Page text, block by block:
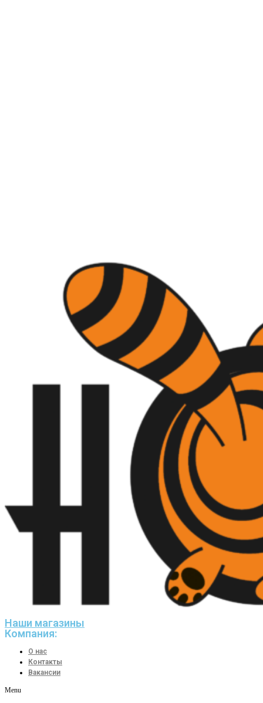
Наши магазины
Компания:
О нас
Контакты
Вакансии
Menu